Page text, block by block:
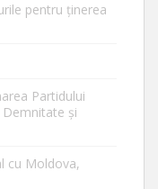
pentru ținerea
Partidului
Demnitate și
cu Moldova,